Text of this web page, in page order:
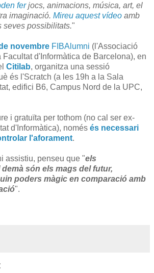
ferjocs, animacions, música, art, el
imaginació. Mireu aquest vídeo amb
seves possibilitats."
novembre FIBAlumni (l'Associació
d'Informàtica de Barcelona), en
Citilab, organitza una sessió
és l'Scratch (a les 19h a la Sala
edifici B6, Campus Nord de la UPC,
i gratuïta per tothom (no cal ser ex-
d'Informàtica), només és necessari
l'aforament.
assistiu, penseu que "els
són els mags del futur,
poders màgic en comparació amb
".